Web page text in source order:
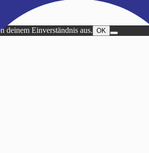
deinem Einverständnis aus. OK